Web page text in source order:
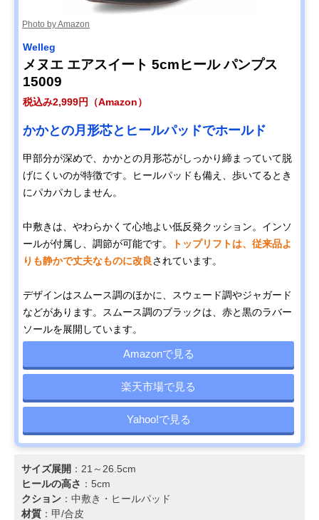
Photo by Amazon
Welleg
メヌエ エアスイート 5cmヒール パンプス
15009
税込み2,999円（Amazon）
かかとの月形芯とヒールパッドでホールド
甲部分が深めで、かかとの月形芯がしっかり締まっていて脱
げにくいのが特徴です。ヒールパッドも備え、歩いてるとき
にパカパカしません。
中敷きは、やわらかくて心地よい低反発クッション。インソ
ールが付属し、調節が可能です。
トップリフトは、従来品よ
りも静かで丈夫なものに改良されています。
デザインはスムース調のほかに、スウェード調やジャガード
などがあります。スムース調のブラックは、赤と黒のラバー
ソールを展開しています。
Amazonで見る
楽天市場で見る
Yahoo!で見る
サイズ展開 ：21～26.5cm
ヒールの高さ ：5cm
クション ：中敷き・ヒールパッド
材質 ：甲/合皮